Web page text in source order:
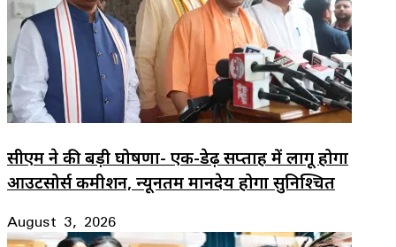
सीएम ने की बड़ी घोषणा- एक-डेढ़ सप्ताह में लागू होगा
आउटसोर्स कमीशन, न्यूनतम मानदेय होगा सुनिश्चित
August 3, 2026